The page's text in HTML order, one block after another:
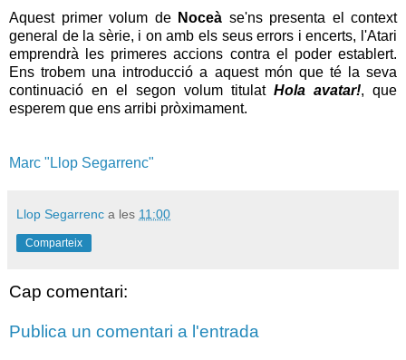
Aquest primer volum de Noceà se'ns presenta el context
general de la sèrie, i on amb els seus errors i encerts, l'Atari
emprendrà les primeres accions contra el poder establert.
Ens trobem una introducció a aquest món que té la seva
continuació en el segon volum titulat Hola avatar!, que
esperem que ens arribi pròximament.
Marc "Llop Segarrenc"
Llop Segarrenc a les 11:00
Comparteix
Cap comentari:
Publica un comentari a l'entrada